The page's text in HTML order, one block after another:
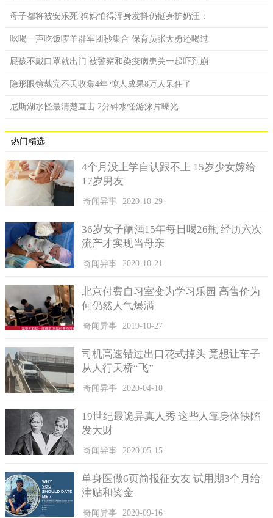
好端端拍下的车子为什么要悔拍?李小姐表示在拍卖车子前自
前杭州市一人仅有一个机动车增量的指标，甚至还一直以为，在
法院方面表示，竞买人李小姐在拍卖车辆成功后又故意反
悔，导致其中两辆汽车需要流拍，她的做法已经属于严重扰乱司
法部门拍卖程序的进行，法院按照相关法规对她的行为进行惩
李小姐知道自己做错之后，她承认了自己的错误并且认罚，
还缴清了相关的罚款金额。
法官提醒大家：
像在淘宝上拍卖法院处置的物品、或者申请人通过这种司法
拍卖的方式获得合法的权益，它是网络司法拍卖的重要步骤，和
普通购物有明显的区别，这种方式并不享有“7天无理由退货”。
母子都将被安乐死 狗妈怕得浑身发抖仍挺身护奶汪：
吆喝一声吃饭啰羊群军团秒集合 保育员张天勇还喝过
屁孩不戴口罩就出门 被警察和染疫病患关一起吓到崩
隐形眼镜戴完不丢收集4年 惊人成果8万人呆住了
尼斯湖水怪最清楚直击 2分钟水怪游泳片曝光
热门精选
4个月没上学自认跟不上 15岁少女嫁给
17岁男友
奇闻异事 2020-10-29
36岁女子酗酒15年每日喝26瓶 经历六次
流产才实现当母亲
奇闻异事 2020-10-21
北京付费自习室变为学习乐园 高售价为
何仍然人气爆满
奇闻异事 2019-10-27
司机高速错过出口花式掉头 竟想让车子
从人行天桥“飞”
奇闻异事 2020-04-10
19世纪最诡异真人秀 这些人靠身体缺陷
发大财
奇闻异事 2020-05-15
单身医做6页简报征女友 试用期3个月给
津贴和奖金
奇闻异事 2020-09-16